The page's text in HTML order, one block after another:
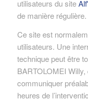
utilisateurs du site
de manière régulière.
Ce site est
utilisateurs. Une
technique peut être
BARTOLOMEI Willy,
communiquer
heures de